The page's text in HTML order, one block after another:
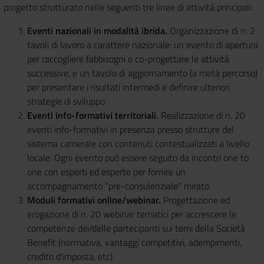
progetto strutturato nelle seguenti tre linee di attività principali:
Eventi nazionali in modalità ibrida. Organizzazione di n. 2
tavoli di lavoro a carattere nazionale: un evento di apertura
per raccogliere fabbisogni e co-progettare le attività
successive, e un tavolo di aggiornamento (a metà percorso)
per presentare i risultati intermedi e definire ulteriori
strategie di sviluppo.
Eventi info-formativi territoriali. Realizzazione di n. 20
eventi info-formativi in presenza presso strutture del
sistema camerale con contenuti contestualizzati a livello
locale. Ogni evento può essere seguito da incontri one to
one con esperti ed esperte per fornire un
accompagnamento "pre-consulenziale" mirato.
Moduli formativi online/webinar. Progettazione ed
erogazione di n. 20 webinar tematici per accrescere le
competenze dei/delle partecipanti sui temi della Società
Benefit (normativa, vantaggi competitivi, adempimenti,
credito d'imposta, etc).